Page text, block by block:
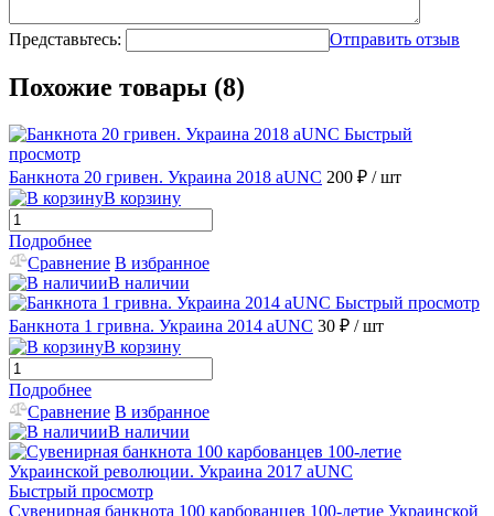
Представьтесь: Отправить отзыв
Похожие товары (8)
Быстрый
просмотр
Банкнота 20 гривен. Украина 2018 aUNC 200 ₽ / шт
В корзину
Подробнее
Сравнение В избранное
В наличии
Быстрый просмотр
Банкнота 1 гривна. Украина 2014 аUNC 30 ₽ / шт
В корзину
Подробнее
Сравнение В избранное
В наличии
Быстрый просмотр
Сувенирная банкнота 100 карбованцев 100-летие Украинской